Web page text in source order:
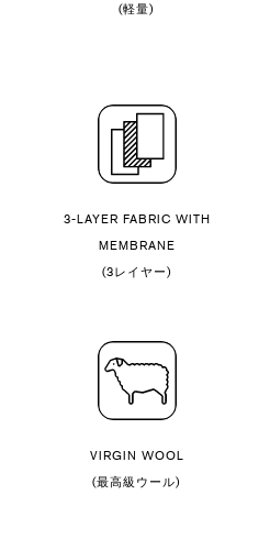
(軽量)
3-LAYER FABRIC WITH
MEMBRANE
(3レイヤー)
VIRGIN WOOL
(最高級ウール)